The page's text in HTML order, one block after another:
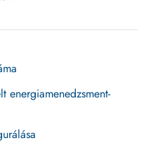
energiamenedzsment-